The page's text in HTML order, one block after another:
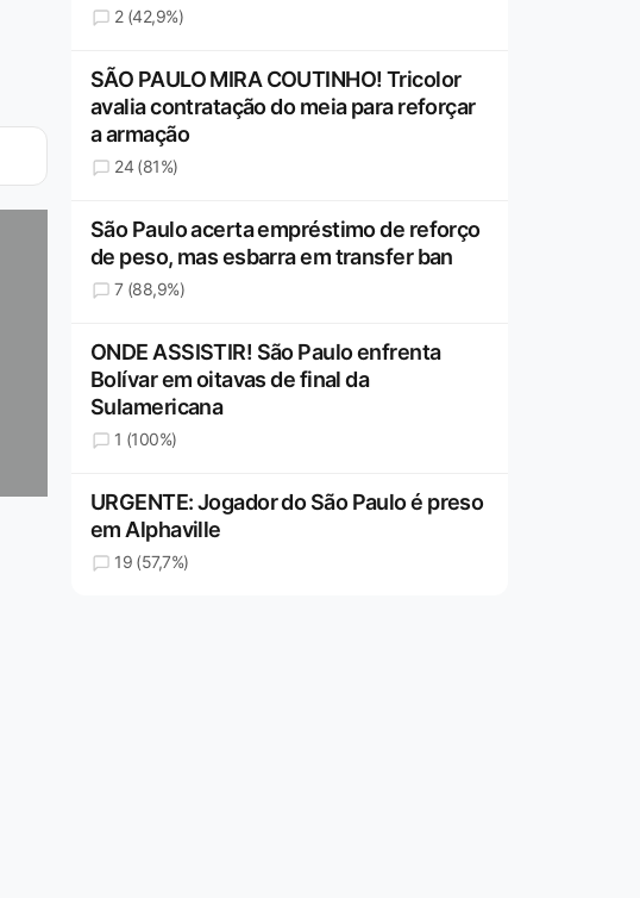
2 (42,9%)
SÃO PAULO MIRA COUTINHO! Tricolor
avalia contratação do meia para reforçar
a armação
24 (81%)
São Paulo acerta empréstimo de reforço
de peso, mas esbarra em transfer ban
7 (88,9%)
ONDE ASSISTIR! São Paulo enfrenta
Bolívar em oitavas de final da
Sulamericana
1 (100%)
URGENTE: Jogador do São Paulo é preso
em Alphaville
19 (57,7%)